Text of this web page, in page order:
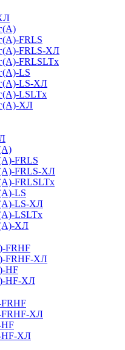
FRLS
FRLS-ХЛ
FRLSLTx
LS
LS-ХЛ
LSLTx
ХЛ
FRLS
FRLS-ХЛ
FRLSLTx
LS
LS-ХЛ
LSLTx
ХЛ
FRHF
FRHF-ХЛ
HF
HF-ХЛ
ХЛ
ХЛ